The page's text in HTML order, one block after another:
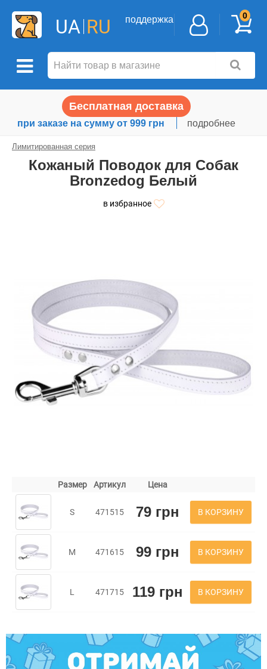
UA RU поддержка 0
Бесплатная доставка
при заказе на сумму от 999 грн подробнее
Лимитированная серия
Кожаный Поводок для Собак
Bronzedog Белый
в избранное
Размер Артикул Цена
S 471515 79 грн В КОРЗИНУ
M 471615 99 грн В КОРЗИНУ
L 471715 119 грн В КОРЗИНУ